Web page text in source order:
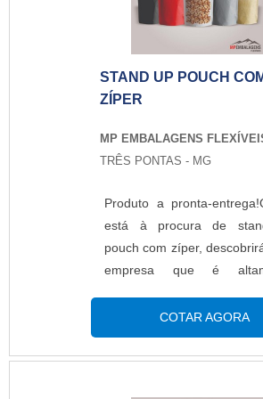
soluções para
plásticas.MAIS
PERSONALIZADOA
Embalagens Flexíveis
Embalagens Flexíveis se
STAND UP POUCH
ZÍPER
MP EMBALAGENS
TRÊS PONTAS - MG
Produto a pronta-
está à procura de
pouch com zíper,
empresa que é
orçamento detalhado na
companhia do
encontrando sofisticação e
COTAR AGORA